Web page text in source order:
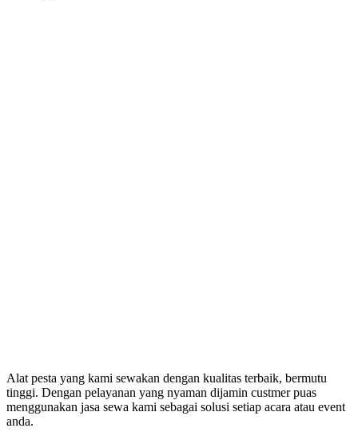
Alat pesta yang kami sewakan dengan kualitas terbaik, bermutu
tinggi. Dengan pelayanan yang nyaman dijamin custmer puas
menggunakan jasa sewa kami sebagai solusi setiap acara atau event
anda.